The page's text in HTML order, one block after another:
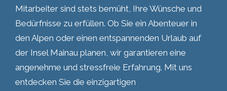
Mitarbeiter sind stets bemüht, Ihre Wünsche und
Bedürfnisse zu erfüllen. Ob Sie ein Abenteuer in
den Alpen oder einen entspannenden Urlaub auf
der Insel Mainau planen, wir garantieren eine
angenehme und stressfreie Erfahrung. Mit uns
entdecken Sie die einzigartigen